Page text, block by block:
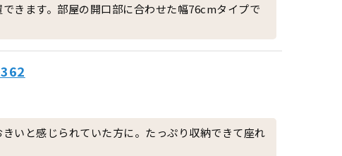
きます。部屋の開口部に合わせた幅76cmタイプで
いと感じられていた方に。たっぷり収納できて座れ